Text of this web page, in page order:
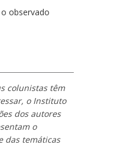
observado
colunistas têm
o Instituto
dos autores
o
das temáticas